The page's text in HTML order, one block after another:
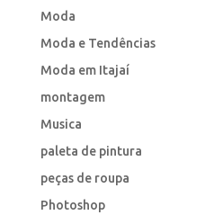
Moda
Moda e Tendências
Moda em Itajaí
montagem
Musica
paleta de pintura
peças de roupa
Photoshop